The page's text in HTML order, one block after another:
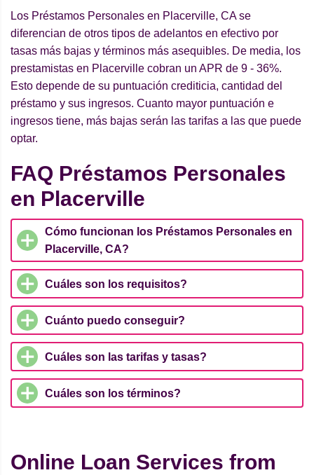
Los Préstamos Personales en Placerville, CA se
diferencian de otros tipos de adelantos en efectivo por
tasas más bajas y términos más asequibles. De media, los
prestamistas en Placerville cobran un APR de 9 - 36%.
Esto depende de su puntuación crediticia, cantidad del
préstamo y sus ingresos. Cuanto mayor puntuación e
ingresos tiene, más bajas serán las tarifas a las que puede
optar.
FAQ Préstamos Personales
en Placerville
Cómo funcionan los Préstamos Personales en
Placerville, CA?
Cuáles son los requisitos?
Cuánto puedo conseguir?
Cuáles son las tarifas y tasas?
Cuáles son los términos?
Online Loan Services from